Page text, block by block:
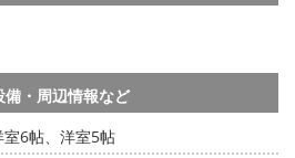
備・周辺情報など
室6帖、洋室5帖